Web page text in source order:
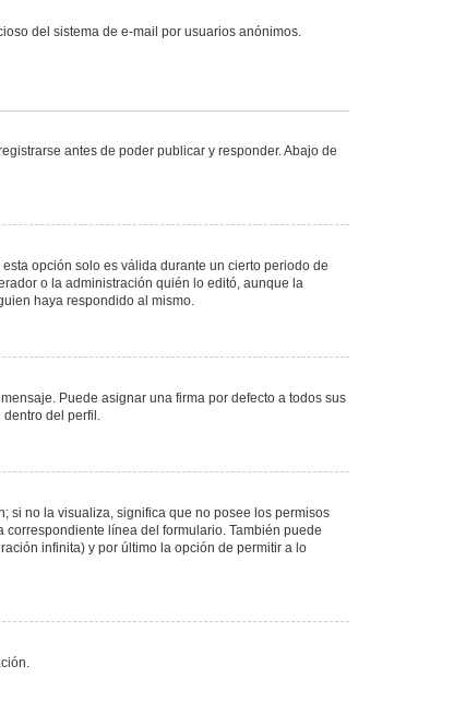
del sistema de e-mail por usuarios anónimos.
antes de poder publicar y responder. Abajo de
opción solo es válida durante un cierto periodo de
o la administración quién lo editó, aunque la
haya respondido al mismo.
Puede asignar una firma por defecto a todos sus
dentro del perfil.
si no la visualiza, significa que no posee los permisos
línea del formulario. También puede
infinita) y por último la opción de permitir a lo